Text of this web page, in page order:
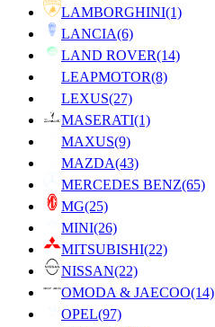
LAMBORGHINI(1)
LANCIA(6)
LAND ROVER(14)
LEAPMOTOR(8)
LEXUS(27)
MASERATI(1)
MAXUS(9)
MAZDA(43)
MERCEDES BENZ(65)
MG(25)
MINI(26)
MITSUBISHI(22)
NISSAN(22)
OMODA & JAECOO(14)
OPEL(97)